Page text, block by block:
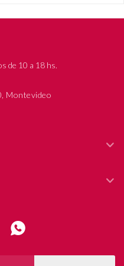

de 10 a 18 hs.
Montevideo